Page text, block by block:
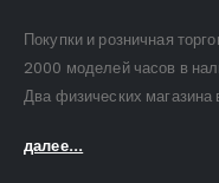
Покупки и розничная
2000 моделей часов в
Два физических магазина
далее...